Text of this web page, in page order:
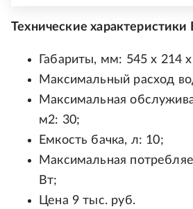
Технические характеристики
Габариты, мм: 545 x 214
Максимальный расход
Максимальная
м2: 30;
Емкость бачка, л: 10;
Максимальная
Вт;
Цена 9 тыс. руб.